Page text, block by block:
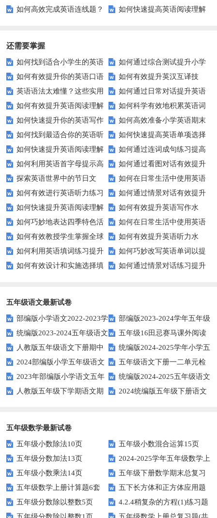
习提升你的语言技能？
你的词汇量？
如何高效完成英语连线题？
如何快速提高英语阅读理解
还需要掌握
如何找到适合小学生的英语
听力练习资源？
如何通过综合测试提升小学
生英语听说读写技能？
如何有效提升你的英语口语
表达能力？这5个技巧让你说一
口流利英语！
如何有效提升英汉互译技
巧？这些方法让你翻译更精准！
英语语法太难懂？这些实用
技巧让你轻松掌握！
如何通过日常对话提升英语
口语能力？试试这5个方法！
如何有效提升英语阅读理解
能力？这些技巧让你事半功倍！
如何科学有效地积累英语词
汇？
如何快速提升你的英语写作
技巧？这些建议助你一臂之力
如何高效准备小学英语期末
评估？这些技巧助你轻松过关！
如何找到最适合你的英语听
力测试？
如何快速提高英语单项选择
题的得分？
如何快速提升英语阅读理解
能力？这些技巧你必须知道！
如何通过连词成句练习提高
英语水平？
如何利用英语首字母提示高
效完成填空题？
如何通过看图对话有效提升
英语口语水平？
探索英语世界中的节日文
化：您知道这些传统吗？
如何在日常生活中使用英语
进行有效沟通？——实用英语口
语技巧
如何有效进行英语听力练习
以快速提升？
如何通过情景对话有效提升
英语口语水平？
如何快速提升英语阅读理解
能力？这些技巧你必须知道！
如何有效提升英语写作水
平？这里有五个实用建议！
如何巧妙地表达四季特色活
动？这些建议让您的活动更加丰
富多彩！
如何在日常生活中使用英语
进行有效问答？——实用技巧分
享
如何有效教授学生掌握全球
通用的日期表达？
如何有效提升英语听力水
平？这些测试技巧要知道！
如何利用英语填词练习提升
词汇量？这里有5个高效方法值
如何巧妙改写英语单词以提
升文章魅力？
如何有效设计和实施选择填
如何通过情景对话练习提升
五年级语文最新试卷
部编版小学语文2022-2023学
年上期五年级期末试题
部编版2023-2024学年五年级
语文下学期期末考前质量冲刺卷
统编版2023-2024五年级语文
下册期中阶段调研卷
五年级16田忌赛马课外阅读
练习题及答案
人教版五年级语文下册期中
试题及参考答案
统编版2024-2025学年小学五
年级语文上册期中试卷
2024部编版小学五年级语文
下学期期末测试卷
五年级语文下册一二单元检
测题
2023年部编版小学语文五年
级下册期末模拟题
统编版2024-2025五年级语文
第一学期期末测试卷
人教版五年级下学期语文期
2024统编版五年级下册语文
五年级数学最新试卷
五年级小数除法10页
五年级小数混合运算15页
五年级分数加法13页
2024-2025学年五年级数学上
册期末素养测评卷（考试版A4
人教版）
五年级小数乘法14页
五年级下册数学期末总复习
题——选择题专项练习
五年级数学上册计算题6套
五下长方体和正方体应用题
专项训练
五年级分数除以整数5页
4.2.4稍复杂的方程(1)练习题